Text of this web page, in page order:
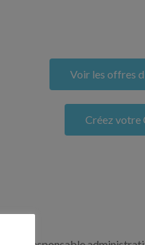
Voir les offres
Créez votre